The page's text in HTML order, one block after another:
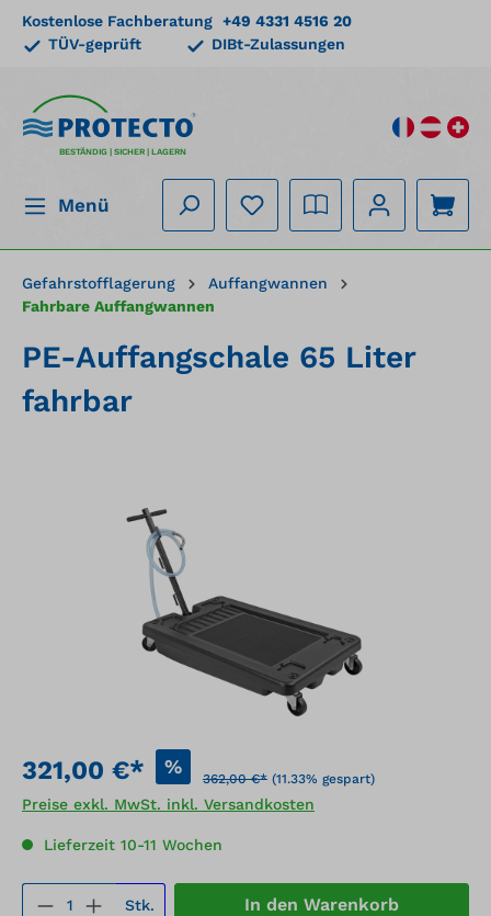
springen
Kostenlose Fachberatung +49 4331 4516 20
TÜV-geprüft
DIBt-Zulassungen
BESTÄNDIG | SICHER | LAGERN
Menü
Gefahrstofflagerung
Auffangwannen
Fahrbare Auffangwannen
PE-Auffangschale 65 Liter
fahrbar
321,00 €* %
362,00 €* (11.33% gespart)
Preise exkl. MwSt. inkl. Versandkosten
Lieferzeit 10-11 Wochen
Produkt Anzahl: Gib den
Stk. In den Warenkorb